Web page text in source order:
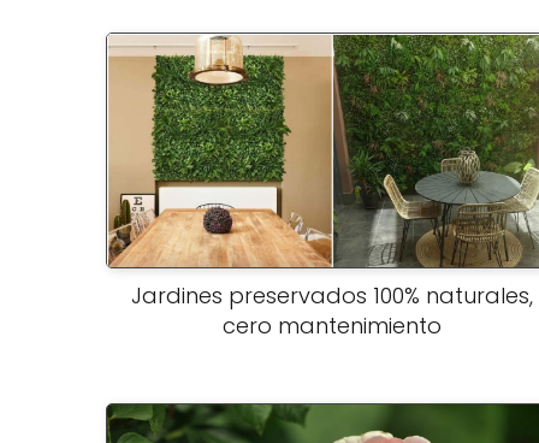
Jardines preservados 100% naturales,
cero mantenimiento